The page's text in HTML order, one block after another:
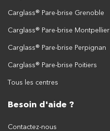
Carglass® Pare-brise Grenoble
Carglass® Pare-brise Montpellier
Carglass® Pare-brise Perpignan
Carglass® Pare-brise Poitiers
Tous les centres
Besoin d'aide ?
Contactez-nous